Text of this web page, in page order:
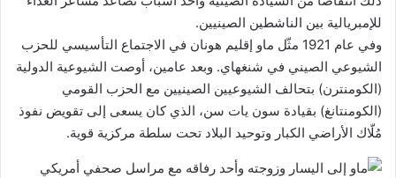
للإمبريالية بين الناشطين الصينيين.
وفي عام 1921 مثّل ماو إقليم هونان في الاجتماع التأسيسي للحزب
الشيوعي الصيني في شنغهاي. وبعد عامين، أوصت الشيوعية الدولية
(الكومنترن) بتحالف الشيوعيين الصينيين مع الحزب القومي
(الكومنتانغ) بقيادة سون يات سن، الذي كان يسعى إلى تقويض نفوذ
مُلّاك الأراضي الكبار وتوحيد البلاد تحت سلطة مركزية قوية.